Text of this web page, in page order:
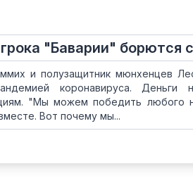
"Баварии" борются
и полузащитник мюнхенцев
коронавируса. Деньги
"Мы можем победить любого
Вот почему мы...